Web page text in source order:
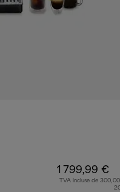
1 799,99 €
TVA incluse de